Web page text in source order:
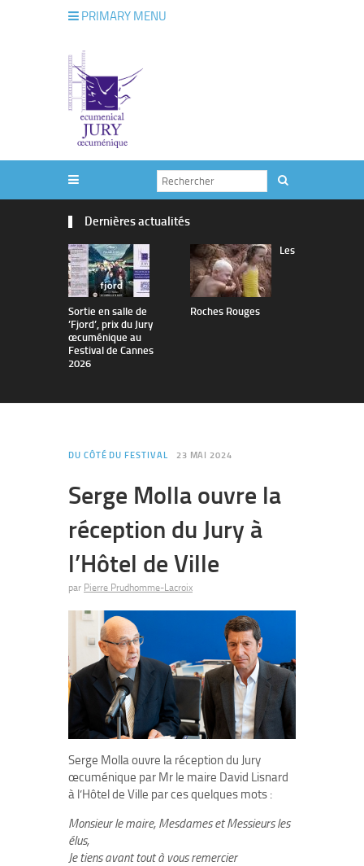
PRIMARY MENU
Dernières actualités
Sortie en salle de
’Fjord’, prix du Jury
œcuménique au
Festival de Cannes
2026
Les
Roches Rouges
DU CÔTÉ DU FESTIVAL 23 MAI 2024
Serge Molla ouvre la
réception du Jury à
l’Hôtel de Ville
par Pierre Prudhomme-Lacroix
Serge Molla ouvre la réception du Jury
œcuménique par Mr le maire David Lisnard
à l’Hôtel de Ville par ces quelques mots :
Monsieur le maire, Mesdames et Messieurs les
élus,
Je tiens avant tout à vous remercier